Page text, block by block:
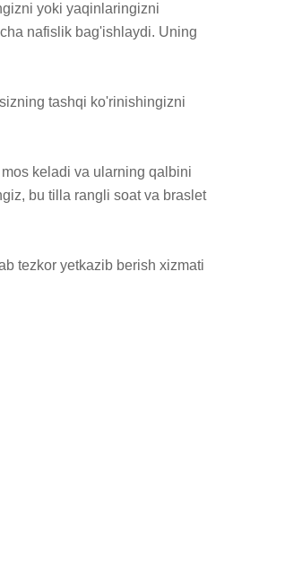
yoki yaqinlaringizni
nafislik bag'ishlaydi. Uning
tashqi ko'rinishingizni
keladi va ularning qalbini
bu tilla rangli soat va braslet
tezkor yetkazib berish xizmati